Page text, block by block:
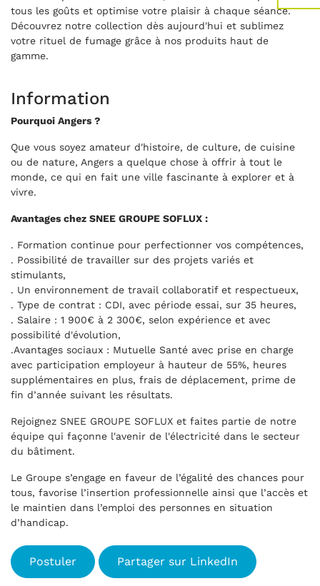
tous les goûts et optimise votre plaisir à chaque séance.
Découvrez notre collection dès aujourd'hui et sublimez
votre rituel de fumage grâce à nos produits haut de
gamme.
Information
Pourquoi Angers ?
Que vous soyez amateur d'histoire, de culture, de cuisine
ou de nature, Angers a quelque chose à offrir à tout le
monde, ce qui en fait une ville fascinante à explorer et à
vivre.
Avantages chez SNEE GROUPE SOFLUX :
. Formation continue pour perfectionner vos compétences,
. Possibilité de travailler sur des projets variés et
stimulants,
. Un environnement de travail collaboratif et respectueux,
. Type de contrat : CDI, avec période essai, sur 35 heures,
. Salaire : 1 900€ à 2 300€, selon expérience et avec
possibilité d'évolution,
.Avantages sociaux : Mutuelle Santé avec prise en charge
avec participation employeur à hauteur de 55%, heures
supplémentaires en plus, frais de déplacement, prime de
fin d’année suivant les résultats.
Rejoignez SNEE GROUPE SOFLUX et faites partie de notre
équipe qui façonne l'avenir de l'électricité dans le secteur
du bâtiment.
Le Groupe s’engage en faveur de l’égalité des chances pour
tous, favorise l’insertion professionnelle ainsi que l’accès et
le maintien dans l’emploi des personnes en situation
d’handicap.
Postuler Partager sur LinkedIn